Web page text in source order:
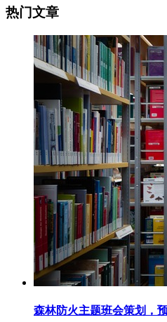
热门文章
森林防火主题班会策划，